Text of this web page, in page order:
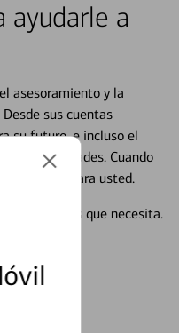
ayudarle a
asesoramiento y la
sus cuentas
su futuro, e incluso el
sus necesidades. Cuando
adecuado para usted.
respuestas que necesita.